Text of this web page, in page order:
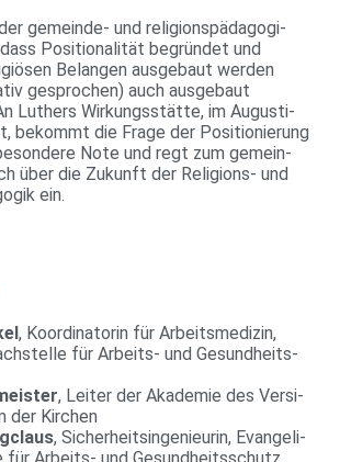
gemeinde- und reli­gi­ons­päd­ago­gi­
Posi­tio­na­lität begründet und
Belangen aus­ge­baut werden
gespro­chen) auch aus­ge­baut
Luthers Wir­kungs­stätte, im Augus­ti­
bekommt die Frage der Posi­tio­nie­rung
Note und regt zum gemein­
über die Zukunft der Reli­gions- und
ein.
, Koor­di­na­torin für Arbeits­me­dizin,
für Arbeits- und Gesund­heits­
, Leiter der Aka­demie des Ver­si­
der Kir­chen
, Sicher­heits­in­ge­nieurin, Evan­ge­li­